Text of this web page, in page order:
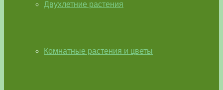
Двухлетние растения
Комнатные растения и цветы